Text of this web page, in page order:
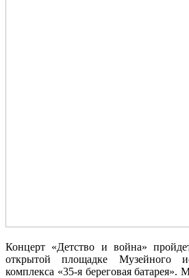
Концерт «Детство и война»
открытой площадке Музейного
комплекса «35-я береговая